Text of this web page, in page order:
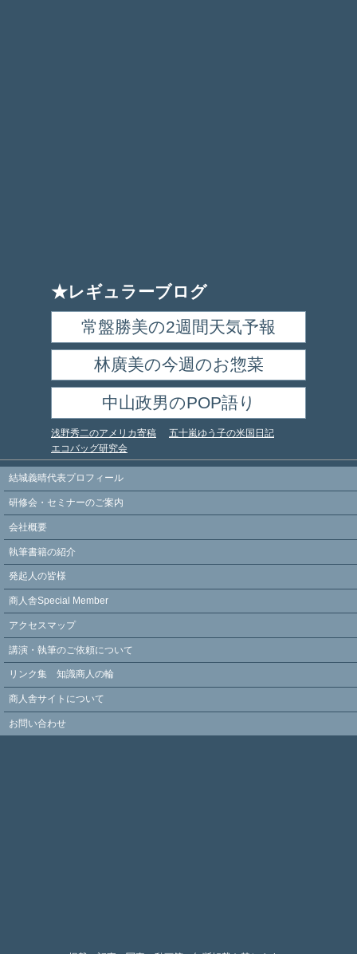
★レギュラーブログ
常盤勝美の2週間天気予報
林廣美の今週のお惣菜
浅野秀二のアメリカ寄稿 五十嵐ゆう子の米国日記
中山政男のPOP語り
エコバッグ研究会
結城義晴代表プロフィール
研修会・セミナーのご案内
会社概要
執筆書籍の紹介
発起人の皆様
商人舎Special Member
アクセスマップ
講演・執筆のご依頼について
リンク集 知識商人の輪
商人舎サイトについて
お問い合わせ